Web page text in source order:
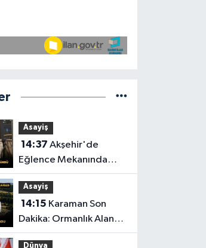
Asayiş
14:37
Eğlence Mekanında
Kavga: Bir Genç
Hayatını Kaybetti
Asayiş
14:15
Dakika: Ormanlık Alanda
Cansız Bedenine
Dünya